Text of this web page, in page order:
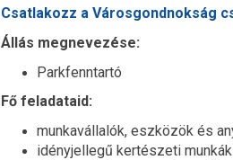
Csatlakozz a Városgondnokság
Állás megnevezése:
Parkfenntartó
Fő feladataid:
munkavállalók, eszközök és
idényjellegű kertészeti